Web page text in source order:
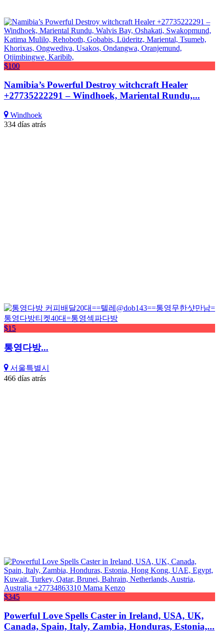
$100
Namibia’s Powerful Destroy witchcraft Healer
+27735222291 – Windhoek, Mariental Rundu,...
Windhoek
334 días atrás
$15
통영다방...
서울특별시
466 días atrás
$345
Powerful Love Spells Caster in Ireland, USA, UK,
Canada, Spain, Italy, Zambia, Honduras, Estonia,...